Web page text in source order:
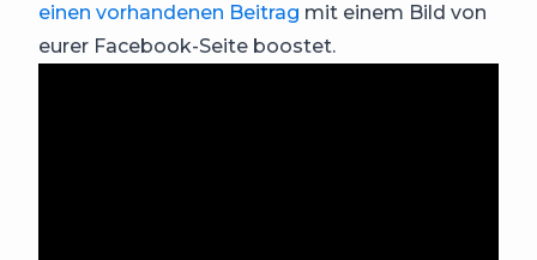
einen vorhandenen Beitrag mit einem Bild von
eurer Facebook-Seite boostet.